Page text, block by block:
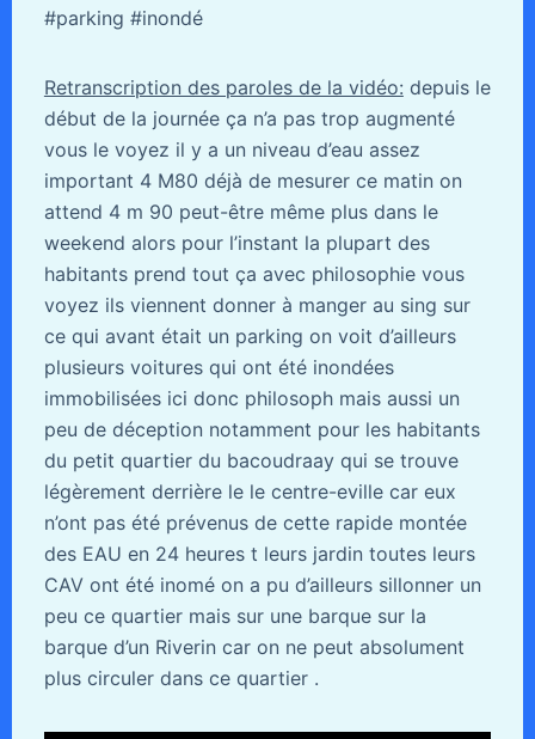
#parking #inondé
Retranscription des paroles de la vidéo: depuis le
début de la journée ça n’a pas trop augmenté
vous le voyez il y a un niveau d’eau assez
important 4 M80 déjà de mesurer ce matin on
attend 4 m 90 peut-être même plus dans le
weekend alors pour l’instant la plupart des
habitants prend tout ça avec philosophie vous
voyez ils viennent donner à manger au sing sur
ce qui avant était un parking on voit d’ailleurs
plusieurs voitures qui ont été inondées
immobilisées ici donc philosoph mais aussi un
peu de déception notamment pour les habitants
du petit quartier du bacoudraay qui se trouve
légèrement derrière le le centre-eville car eux
n’ont pas été prévenus de cette rapide montée
des EAU en 24 heures t leurs jardin toutes leurs
CAV ont été inomé on a pu d’ailleurs sillonner un
peu ce quartier mais sur une barque sur la
barque d’un Riverin car on ne peut absolument
plus circuler dans ce quartier .